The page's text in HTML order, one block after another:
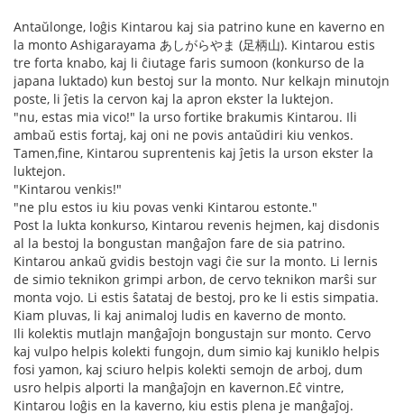
Antaŭlonge, loĝis Kintarou kaj sia patrino kune en kaverno en
la monto Ashigarayama あしがらやま (足柄山). Kintarou estis
tre forta knabo, kaj li ĉiutage faris sumoon (konkurso de la
japana luktado) kun bestoj sur la monto. Nur kelkajn minutojn
poste, li ĵetis la cervon kaj la apron ekster la luktejon.
"nu, estas mia vico!" la urso fortike brakumis Kintarou. Ili
ambaŭ estis fortaj, kaj oni ne povis antaŭdiri kiu venkos.
Tamen,fine, Kintarou suprentenis kaj ĵetis la urson ekster la
luktejon.
"Kintarou venkis!"
"ne plu estos iu kiu povas venki Kintarou estonte."
Post la lukta konkurso, Kintarou revenis hejmen, kaj disdonis
al la bestoj la bongustan manĝaĵon fare de sia patrino.
Kintarou ankaŭ gvidis bestojn vagi ĉie sur la monto. Li lernis
de simio teknikon grimpi arbon, de cervo teknikon marŝi sur
monta vojo. Li estis ŝatataj de bestoj, pro ke li estis simpatia.
Kiam pluvas, li kaj animaloj ludis en kaverno de monto.
Ili kolektis mutlajn manĝaĵojn bongustajn sur monto. Cervo
kaj vulpo helpis kolekti fungojn, dum simio kaj kuniklo helpis
fosi yamon, kaj sciuro helpis kolekti semojn de arboj, dum
usro helpis alporti la manĝaĵojn en kavernon.Eĉ vintre,
Kintarou loĝis en la kaverno, kiu estis plena je manĝaĵoj.